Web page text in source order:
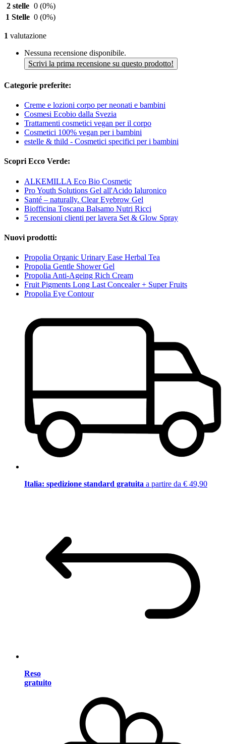
2 stelle 0 (0%)
1 Stelle 0 (0%)
1 valutazione
Nessuna recensione disponibile.
Scrivi la prima recensione su questo prodotto!
Categorie preferite:
Creme e lozioni corpo per neonati e bambini
Cosmesi Ecobio dalla Svezia
Trattamenti cosmetici vegan per il corpo
Cosmetici 100% vegan per i bambini
estelle & thild - Cosmetici specifici per i bambini
Scopri Ecco Verde:
ALKEMILLA Eco Bio Cosmetic
Pro Youth Solutions Gel all'Acido Ialuronico
Santé – naturally. Clear Eyebrow Gel
Biofficina Toscana Balsamo Nutri Ricci
5 recensioni clienti per lavera Set & Glow Spray
Nuovi prodotti:
Propolia Organic Urinary Ease Herbal Tea
Propolia Gentle Shower Gel
Propolia Anti-Ageing Rich Cream
Fruit Pigments Long Last Concealer + Super Fruits
Propolia Eye Contour
Italia: spedizione standard gratuita a partire da € 49,90
Reso
gratuito